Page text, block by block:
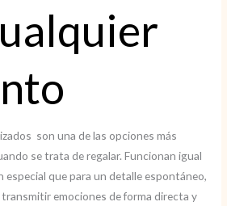
son una de las opciones más
se trata de regalar. Funcionan igual
especial que para un detalle espontáneo,
emociones de forma directa y